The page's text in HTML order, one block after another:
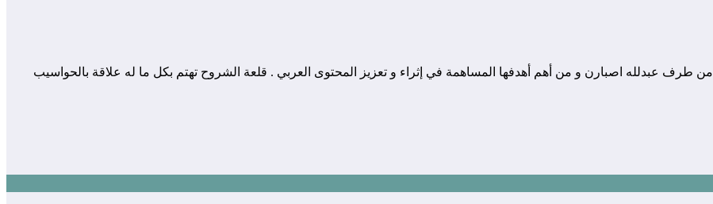
مدونة تقنية يوجد مقرها في المغرب, و قد تم تأسيسها في سنة 2010 من طرف عبدلله اصبارن و من أهم أهدفها المساهمة في إثراء و تعزيز المحتوى العربي . قلعة الشروح تهتم بكل ما له علاقة بالحواسيب